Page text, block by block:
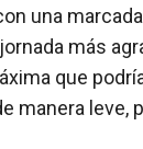
más
que
manera leve,